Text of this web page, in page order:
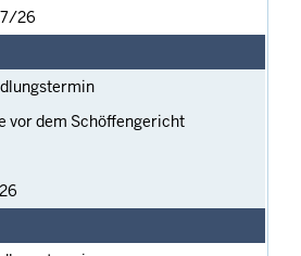
26
vor dem Schöffengericht